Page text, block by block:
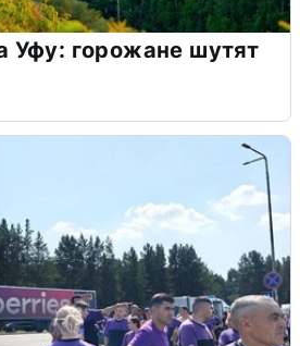
Уфу: горожане шутят